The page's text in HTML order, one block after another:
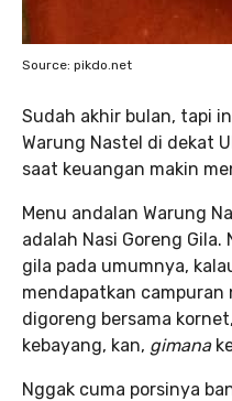
Source: pikdo.net
Sudah akhir bulan, tapi
Warung Nastel di dekat
saat keuangan makin
Menu andalan Warung
adalah Nasi Goreng
gila pada umumnya,
mendapatkan campuran
digoreng bersama
kebayang, kan, gimana
Nggak cuma porsinya